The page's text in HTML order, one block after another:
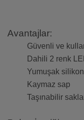
Avantajlar:
Güvenli ve
Dahili 2 renk
Yumuşak silikon
Kaymaz sap
Taşınabilir